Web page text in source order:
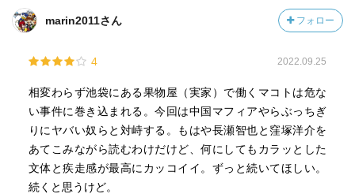
marin2011さん フォロー
4 2022.09.25
相変わらず池袋にある果物屋（実家）で働くマコトは危な
い事件に巻き込まれる。今回は中国マフィアやらぶっちぎ
りにヤバい奴らと対峙する。もはや長瀬智也と窪塚洋介を
あてこみながら読むわけだけど、何にしてもカラッとした
文体と疾走感が最高にカッコイイ。ずっと続いてほしい。
続くと思うけど。